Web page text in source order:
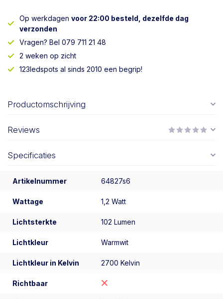
Op werkdagen voor 22:00 besteld, dezelfde dag
verzonden
Vragen? Bel 079 711 21 48
2 weken op zicht
123ledspots al sinds 2010 een begrip!
Productomschrijving
Reviews
Specificaties
Artikelnummer 64827s6
Wattage 1,2 Watt
Lichtsterkte 102 Lumen
Lichtkleur Warmwit
Lichtkleur in Kelvin 2700 Kelvin
Richtbaar